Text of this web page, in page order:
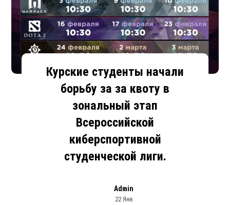
Курские студенты начали
борьбу за за квоту в
зональный этап
Всероссийской
киберспортивной
студенческой лиги.
Admin
22 Янв